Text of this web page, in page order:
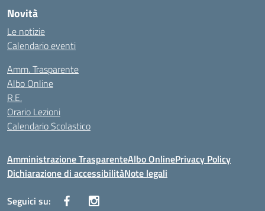
Novità
Le notizie
Calendario eventi
Amm. Trasparente
Albo Online
R.E.
Orario Lezioni
Calendario Scolastico
Amministrazione TrasparenteAlbo OnlinePrivacy Policy
Dichiarazione di accessibilitàNote legali
Seguici su: